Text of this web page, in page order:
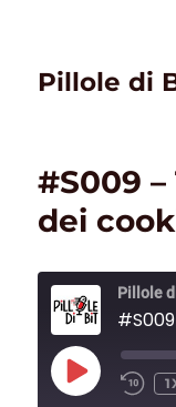
Pillole di
#S009
dei
Pillole
PLAY
EPISODE